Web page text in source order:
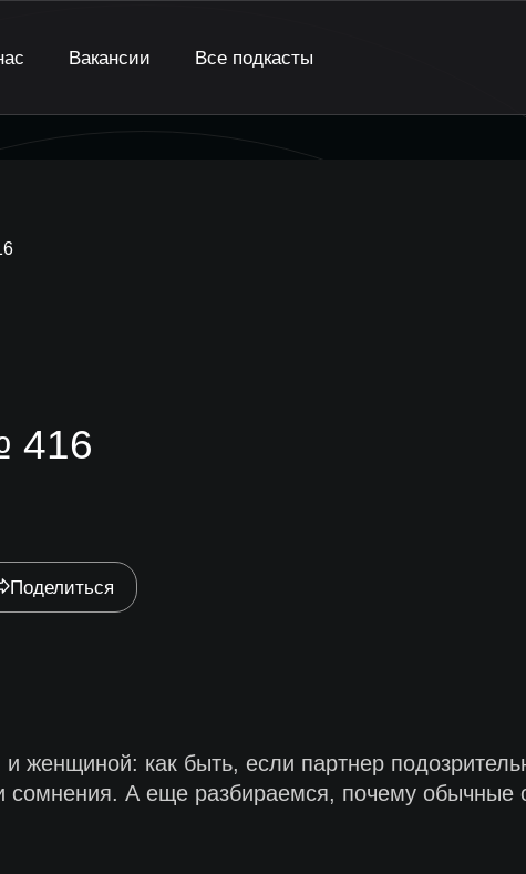
Вакансии Все подкасты
416
Поделиться
как быть, если партнер
А еще разбираемся, почему обычные